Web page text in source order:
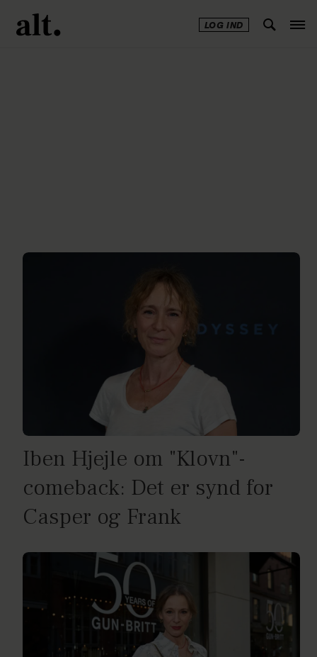
LOG IND
Iben Hjejle om "Klovn"-
comeback: Det er synd for
Casper og Frank